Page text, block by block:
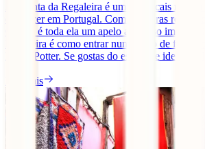
A Quinta da Regaleira é um dos locais mais
conhecer em Portugal. Com inúmeras
Quinta é toda ela um apelo ao nosso
Regaleira é como entrar num conto de fadas,
Harry Potter. Se gostas do espírito e ideais [...]
Ler mais